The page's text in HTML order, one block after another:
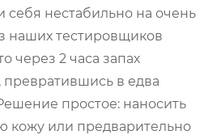
себя нестабильно на очень
наших тестировщиков
через 2 часа запах
превратившись в едва
простое: наносить
кожу или предварительно